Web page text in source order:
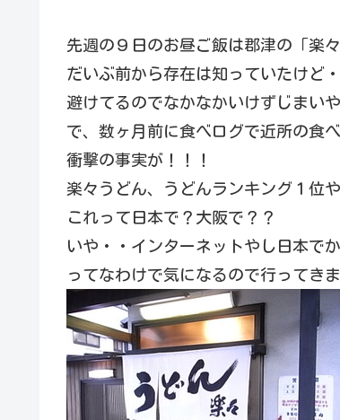
先週の９日のお昼ご飯は郡津の「楽
だいぶ前から存在は知っていたけど
避けてるのでなかなかいけずじまいや
で、数ヶ月前に食べログで近所の食
衝撃の事実が！！！
楽々うどん、うどんランキング１位や
これって日本で？大阪で？？
いや・・インターネットやし日本で
ってなわけで気になるので行ってきま